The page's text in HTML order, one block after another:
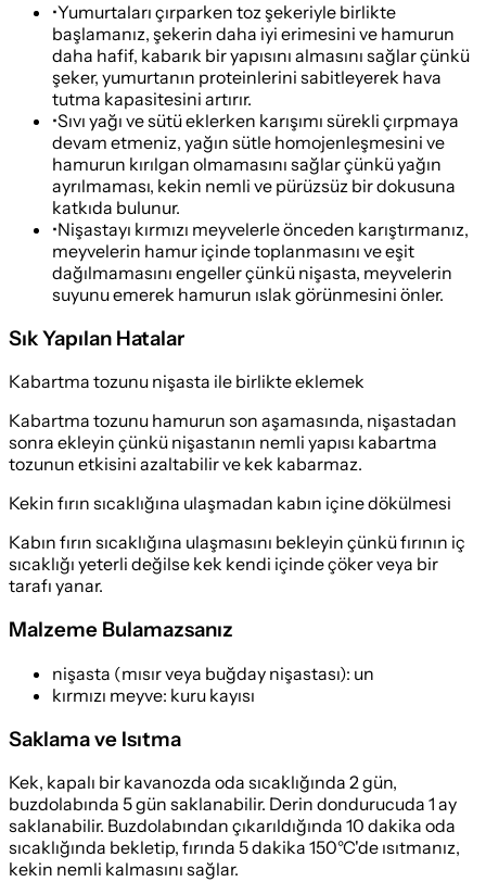
•Yumurtaları çırparken toz şekeriyle birlikte
başlamanız, şekerin daha iyi erimesini ve hamurun
daha hafif, kabarık bir yapısını almasını sağlar çünkü
şeker, yumurtanın proteinlerini sabitleyerek hava
tutma kapasitesini artırır.
•Sıvı yağı ve sütü eklerken karışımı sürekli çırpmaya
devam etmeniz, yağın sütle homojenleşmesini ve
hamurun kırılgan olmamasını sağlar çünkü yağın
ayrılmaması, kekin nemli ve pürüzsüz bir dokusuna
katkıda bulunur.
•Nişastayı kırmızı meyvelerle önceden karıştırmanız,
meyvelerin hamur içinde toplanmasını ve eşit
dağılmamasını engeller çünkü nişasta, meyvelerin
suyunu emerek hamurun ıslak görünmesini önler.
Sık Yapılan Hatalar
Kabartma tozunu nişasta ile birlikte eklemek
Kabartma tozunu hamurun son aşamasında, nişastadan
sonra ekleyin çünkü nişastanın nemli yapısı kabartma
tozunun etkisini azaltabilir ve kek kabarmaz.
Kekin fırın sıcaklığına ulaşmadan kabın içine dökülmesi
Kabın fırın sıcaklığına ulaşmasını bekleyin çünkü fırının iç
sıcaklığı yeterli değilse kek kendi içinde çöker veya bir
tarafı yanar.
Malzeme Bulamazsanız
nişasta (mısır veya buğday nişastası): un
kırmızı meyve: kuru kayısı
Saklama ve Isıtma
Kek, kapalı bir kavanozda oda sıcaklığında 2 gün,
buzdolabında 5 gün saklanabilir. Derin dondurucuda 1 ay
saklanabilir. Buzdolabından çıkarıldığında 10 dakika oda
sıcaklığında bekletip, fırında 5 dakika 150°C'de ısıtmanız,
kekin nemli kalmasını sağlar.